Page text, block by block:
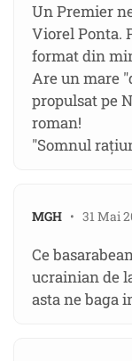
Un Premier
Viorel Ponta.
format din
Are un mare
propulsat pe
roman!
"Somnul
MGH • 31 Mai
Ce
ucrainian de
asta ne baga